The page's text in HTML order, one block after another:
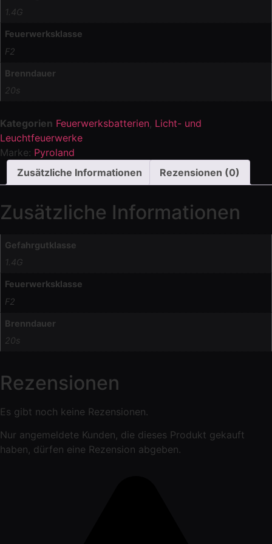
1.4G
Feuerwerksklasse
F2
Brenndauer
20s
Kategorien Feuerwerksbatterien Licht- und
Leuchtfeuerwerke
Marke: Pyroland
Zusätzliche Informationen
Rezensionen (0)
Zusätzliche Informationen
Gefahrgutklasse
1.4G
Feuerwerksklasse
F2
Brenndauer
20s
Rezensionen
Es gibt noch keine Rezensionen.
Nur angemeldete Kunden, die dieses Produkt gekauft
haben, dürfen eine Rezension abgeben.